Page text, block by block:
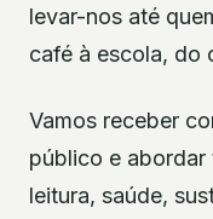
levar-nos até
café à escola, do
Vamos receber
público e abordar
leitura, saúde,